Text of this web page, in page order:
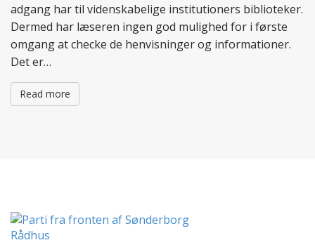
adgang har til videnskabelige institutioners biblioteker.
Dermed har læseren ingen god mulighed for i første
omgang at checke de henvisninger og informationer.
Det er…
Read more